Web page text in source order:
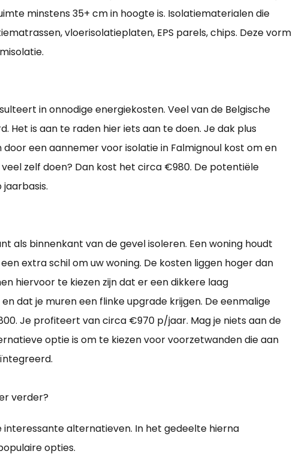
minstens 35+ cm in hoogte is. Isolatiematerialen die
vloerisolatieplaten, EPS parels, chips. Deze vorm
in onnodige energiekosten. Veel van de Belgische
Het is aan te raden hier iets aan te doen. Je dak plus
een aannemer voor isolatie in Falmignoul kost om en
veel zelf doen? Dan kost het circa €980. De potentiële
als binnenkant van de gevel isoleren. Een woning houdt
extra schil om uw woning. De kosten liggen hoger dan
hiervoor te kiezen zijn dat er een dikkere laag
dat je muren een flinke upgrade krijgen. De eenmalige
Je profiteert van circa €970 p/jaar. Mag je niets aan de
optie is om te kiezen voor voorzetwanden die aan
verder?
interessante alternatieven. In het gedeelte hierna
opties.